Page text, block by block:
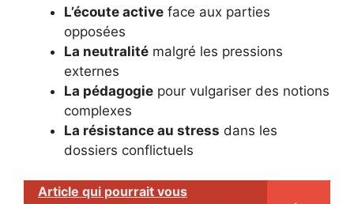
L’écoute active face aux parties
opposées
La neutralité malgré les pressions
externes
La pédagogie pour vulgariser des notions
complexes
La résistance au stress dans les
dossiers conflictuels
Article qui pourrait vous